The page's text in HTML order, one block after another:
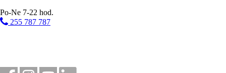
písčitá
lehátka, slunečníky a osušky zdarma
10 tenisových kurtů (vybavení za poplatek)
Po-Ne 7-22 hod.
255 787 787